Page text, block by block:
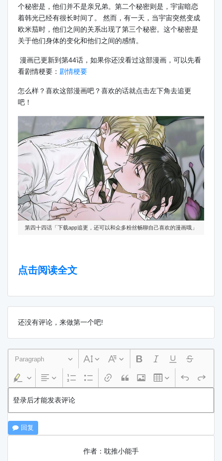
个秘密是，他们并不是亲兄弟。第二个秘密则是，宇宙暗恋
着韩光已经有很长时间了。 然而，有一天，当宇宙突然变成
欧米茄时，他们之间的关系出现了第三个秘密。这个秘密是
关于他们身体的变化和他们之间的感情。
漫画已更新到第44话，如果你还没看过这部漫画，可以先看
看剧情梗要： 剧情梗要
怎么样？喜欢这部漫画吧？喜欢的话就点击左下角去追更
吧！
第四十四话「下载app追更，还可以和众多粉丝畅聊自己喜欢的漫画哦」
点击阅读全文
还没有评论，来做第一个吧!
Paragraph
登录后才能发表评论
回复
作者：耽推小能手